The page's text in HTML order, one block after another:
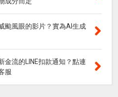
颱風眼的影片？實為AI生成
金流的LINE扣款通知？點連
服